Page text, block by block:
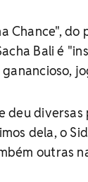
Chance", do
Bali é
deu
dela, o
outras